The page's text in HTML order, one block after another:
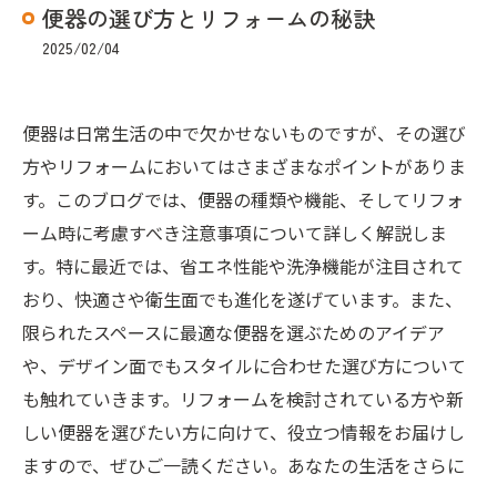
便器の選び方とリフォームの秘訣
2025/02/04
便器は日常生活の中で欠かせないものですが、その選び
方やリフォームにおいてはさまざまなポイントがありま
す。このブログでは、便器の種類や機能、そしてリフォ
ーム時に考慮すべき注意事項について詳しく解説しま
す。特に最近では、省エネ性能や洗浄機能が注目されて
おり、快適さや衛生面でも進化を遂げています。また、
限られたスペースに最適な便器を選ぶためのアイデア
や、デザイン面でもスタイルに合わせた選び方について
も触れていきます。リフォームを検討されている方や新
しい便器を選びたい方に向けて、役立つ情報をお届けし
ますので、ぜひご一読ください。あなたの生活をさらに